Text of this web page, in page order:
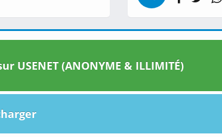
USENET (ANONYME & ILLIMITÉ)